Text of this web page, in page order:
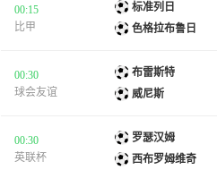
00:15
比甲
标准列日
色格拉布鲁日
00:30
球会友谊
布雷斯特
威尼斯
00:30
英联杯
罗瑟汉姆
西布罗姆维奇